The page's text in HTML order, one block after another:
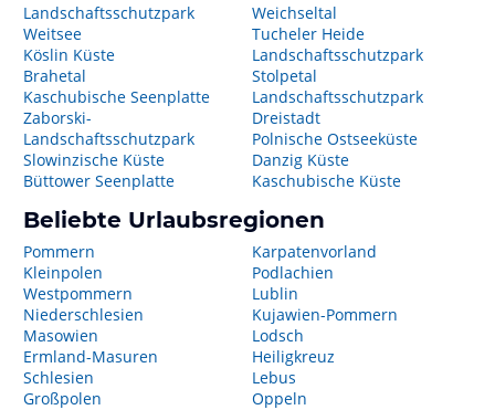
Landschaftsschutzpark
Weitsee
Köslin Küste
Brahetal
Kaschubische Seenplatte
Zaborski-
Landschaftsschutzpark
Slowinzische Küste
Büttower Seenplatte
Weichseltal
Tucheler Heide
Landschaftsschutzpark
Stolpetal
Landschaftsschutzpark
Dreistadt
Polnische Ostseeküste
Danzig Küste
Kaschubische Küste
Beliebte Urlaubsregionen
Pommern
Kleinpolen
Westpommern
Niederschlesien
Masowien
Ermland-Masuren
Schlesien
Großpolen
Karpatenvorland
Podlachien
Lublin
Kujawien-Pommern
Lodsch
Heiligkreuz
Lebus
Oppeln